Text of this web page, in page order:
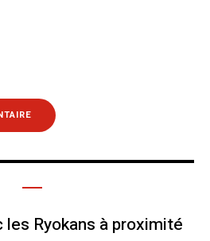
Ryokans à proximité